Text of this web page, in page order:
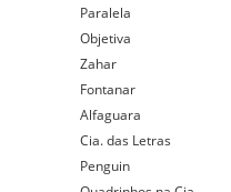
Paralela
Objetiva
Zahar
Fontanar
Alfaguara
Cia. das Letras
Penguin